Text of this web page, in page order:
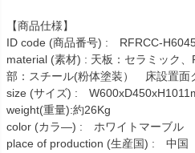
【商品仕様】
ID code (商品番号) : RFRCC-
material (素材) : 天板：セラミック
部：スチール(粉体塗装） 床設置面
size (サイズ) :
weight(重量):約26Kg
color (カラ―) : ホワイトマーブル
place of production (生産国) : 中国